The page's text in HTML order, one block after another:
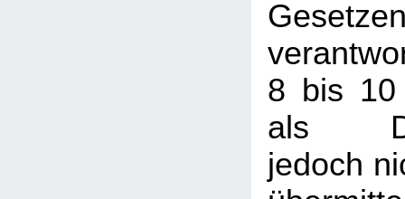
8 bis 10
als
jedoch